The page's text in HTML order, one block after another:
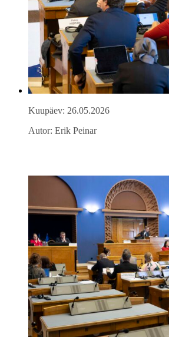
Kuupäev: 26.05.2026
Autor: Erik Peinar